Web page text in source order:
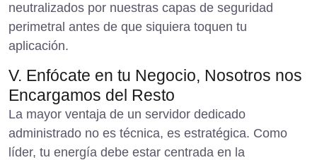
neutralizados por nuestras capas de seguridad
perimetral antes de que siquiera toquen tu
aplicación.
V. Enfócate en tu Negocio, Nosotros nos
Encargamos del Resto
La mayor ventaja de un servidor dedicado
administrado no es técnica, es estratégica. Como
líder, tu energía debe estar centrada en la